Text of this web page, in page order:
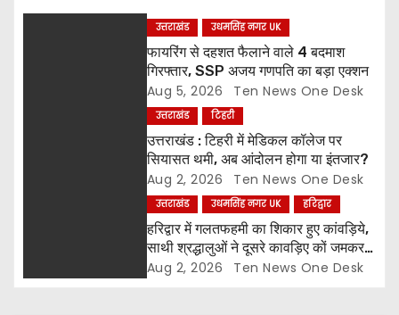
a
उत्तराखंड उधमसिंह नगर UK
फायरिंग से दहशत फैलाने वाले 4 बदमाश
गिरफ्तार, SSP अजय गणपति का बड़ा एक्शन
Aug 5, 2026 Ten News One Desk
उत्तराखंड टिहरी
उत्तराखंड : टिहरी में मेडिकल कॉलेज पर
सियासत थमी, अब आंदोलन होगा या इंतजार?
Aug 2, 2026 Ten News One Desk
उत्तराखंड उधमसिंह नगर UK हरिद्वार
हरिद्वार में गलतफहमी का शिकार हुए कांवड़िये,
साथी श्रद्धालुओं ने दूसरे कावड़िए कों जमकर
पीटा और कार तोड़ी
Aug 2, 2026 Ten News One Desk